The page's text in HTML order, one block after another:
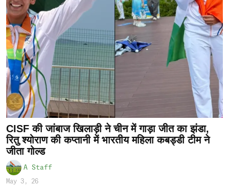
CISF की जांबाज खिलाड़ी ने चीन में गाड़ा जीत का झंडा,
रितु श्योराण की कप्तानी में भारतीय महिला कबड्डी टीम ने
जीता गोल्ड
A Staff
May 3, 26